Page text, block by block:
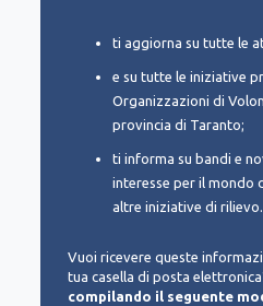
ti aggiorna su tutte le
e su tutte le iniziative
Organizzazioni di
provincia di Taranto;
ti informa su bandi e
interesse per il mondo
altre iniziative di rilievo.
Vuoi ricevere queste
tua casella di posta
compilando il seguente